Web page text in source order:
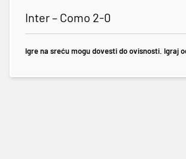
Inter – Como 2-0
Igre na sreću mogu dovesti do ovisnosti. Igraj